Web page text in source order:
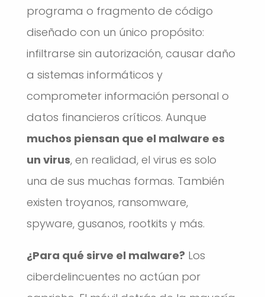
programa o fragmento de código
diseñado con un único propósito:
infiltrarse sin autorización, causar daño
a sistemas informáticos y
comprometer información personal o
datos financieros críticos. Aunque
muchos piensan que el malware es
un virus, en realidad, el virus es solo
una de sus muchas formas. También
existen troyanos, ransomware,
spyware, gusanos, rootkits y más.
¿Para qué sirve el malware? Los
ciberdelincuentes no actúan por